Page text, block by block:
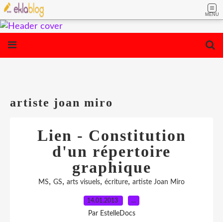
MENU
artiste joan miro
Lien - Constitution
d'un répertoire
graphique
MS, GS, arts visuels, écriture, artiste Joan Miro
14.01.2013 …
Par EstelleDocs